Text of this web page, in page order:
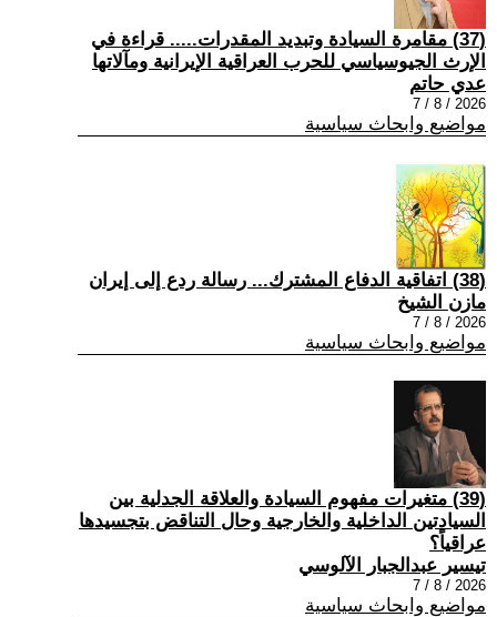
(37) مقامرة السيادة وتبديد المقدرات..... قراءة في
الإرث الجيوسياسي للحرب العراقية الإيرانية ومآلاتها
عدي حاتم
2026 / 8 / 7
مواضيع وابحاث سياسية
(38) اتفاقية الدفاع المشترك... رسالة ردع إلى إيران
مازن الشيخ
2026 / 8 / 7
مواضيع وابحاث سياسية
(39) متغيرات مفهوم السيادة والعلاقة الجدلية بين
السيادتين الداخلية والخارجية وحال التناقض بتجسيدها
عراقياً؟
تيسير عبدالجبار الآلوسي
2026 / 8 / 7
مواضيع وابحاث سياسية